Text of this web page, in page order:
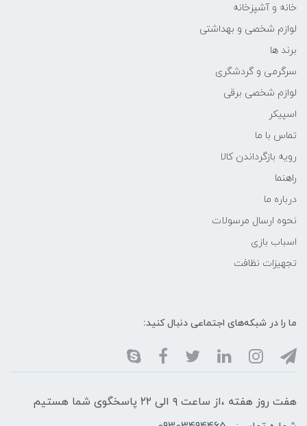
خانه و آشپزخانه
لوازم شخصی و بهداشتی
برند ها
سرگرمی و گردشگری
لوازم شخصی برقی
اسپیکر
تماس با ما
رویه بازگرداندن کالا
راهنما
درباره ما
نحوه ارسال مرسولات
اسباب بازی
تجهیزات نظافت
ما را در شبکه‌های اجتماعی دنبال کنید:
هفت روز هفته ،از ساعت ۹ الی ۲۲ پاسخگوی شما هستیم